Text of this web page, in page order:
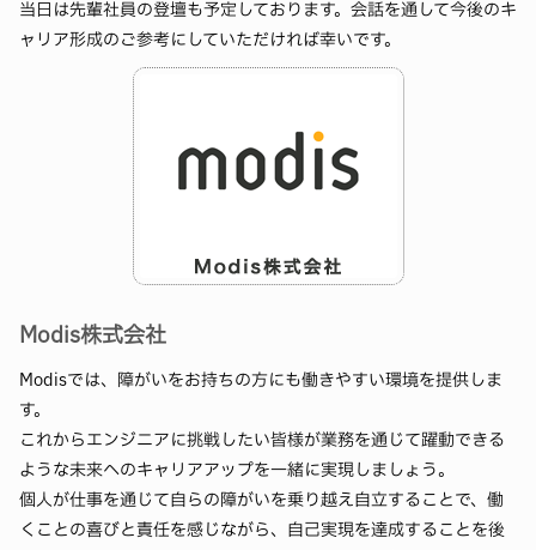
当日は先輩社員の登壇も予定しております。会話を通して今後のキ
ャリア形成のご参考にしていただければ幸いです。
Modis株式会社
Modisでは、障がいをお持ちの方にも働きやすい環境を提供しま
す。
これからエンジニアに挑戦したい皆様が業務を通じて躍動できる
ような未来へのキャリアアップを一緒に実現しましょう。
個人が仕事を通じて自らの障がいを乗り越え自立することで、働
くことの喜びと責任を感じながら、自己実現を達成することを後